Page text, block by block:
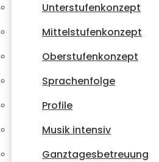
Unterstufenkonzept
Mittelstufenkonzept
Oberstufenkonzept
Sprachenfolge
Profile
Musik intensiv
Ganztagesbetreuung